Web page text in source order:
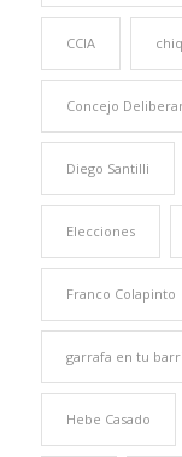
CCIA
Concejo
Diego Santilli
Elecciones
Franco Colapinto
garrafa en tu
Hebe Casado